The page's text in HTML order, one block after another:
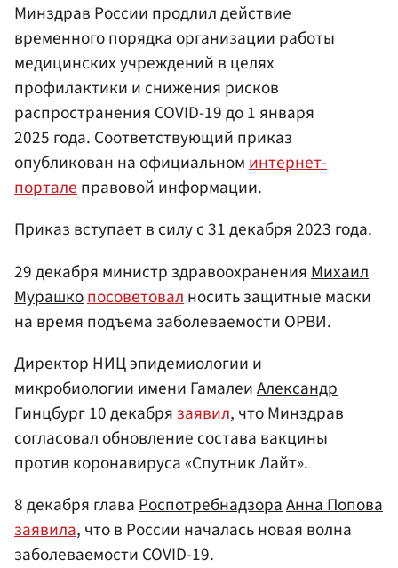
МинздравРоссиипродлил действие
временного порядка организации работы
медицинских учреждений в целях
профилактики и снижения рисков
распространения COVID-19 до 1 января
2025 года. Соответствующий приказ
опубликован на официальноминтернет-
порталеправовой информации.
Приказ вступает в силу с 31 декабря 2023 года.
29 декабря министр здравоохранения Михаил
Мурашкопосоветовал носить защитные маски
на время подъема заболеваемости ОРВИ.
Директор НИЦ эпидемиологии и
микробиологии имени ГамалеиАлександр
Гинцбург10 декабрязаявил, что Минздрав
согласовал обновление состава вакцины
против коронавируса «Спутник Лайт».
8 декабря главаРоспотребнадзораАнна Попова
заявила, что в России началась новая волна
заболеваемости COVID-19.